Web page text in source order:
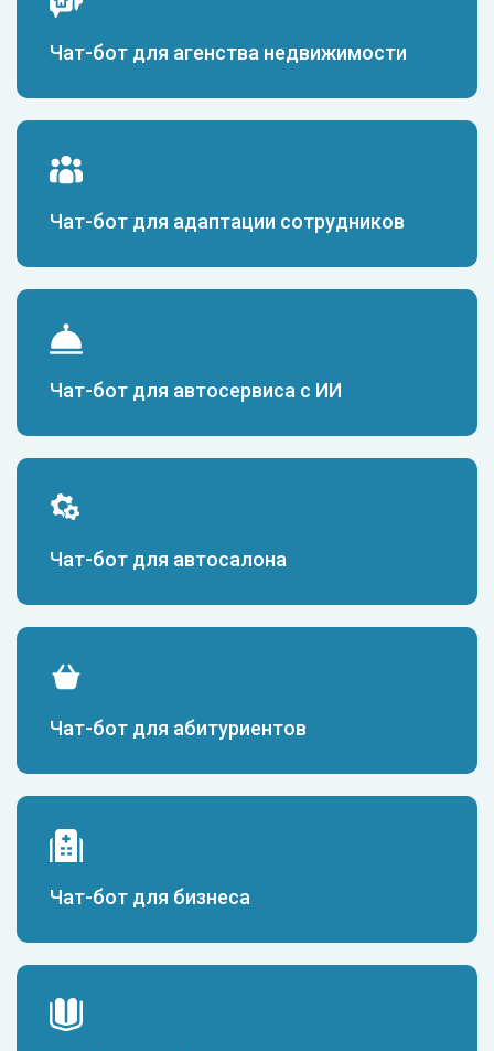
Чат-бот для агенства недвижимости
Чат-бот для адаптации сотрудников
Чат-бот для автосервиса с ИИ
Чат-бот для автосалона
Чат-бот для абитуриентов
Чат-бот для бизнеса